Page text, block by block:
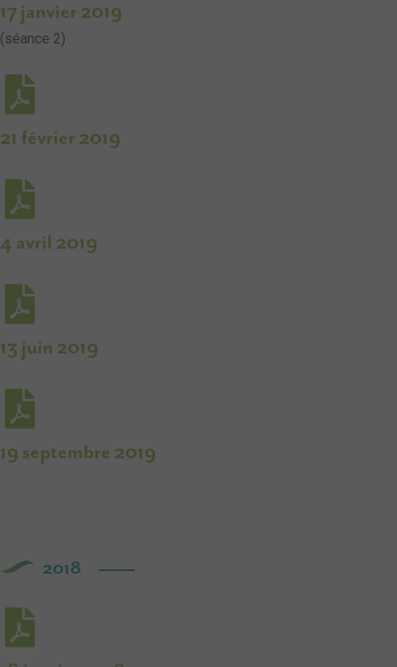
17 janvier 2019
(séance 2)
21 février 2019
4 avril 2019
13 juin 2019
19 septembre 2019
2018